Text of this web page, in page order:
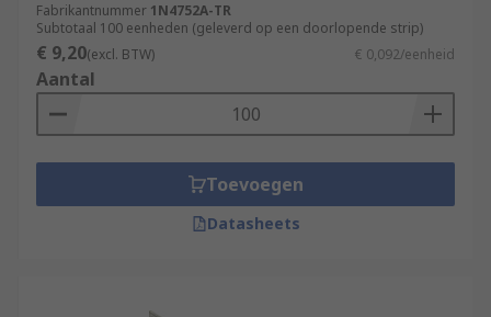
Fabrikantnummer 1N4752A-TR
Subtotaal 100 eenheden (geleverd op een doorlopende strip)
€ 9,20(excl. BTW) € 0,092/eenheid
Aantal
Toevoegen
Datasheets